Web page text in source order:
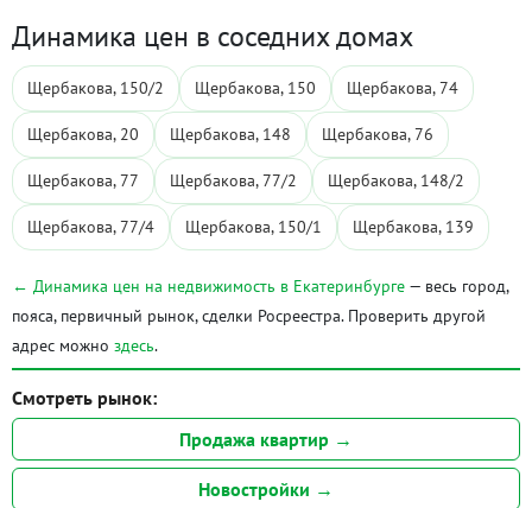
Динамика цен в соседних домах
Щербакова, 150/2 Щербакова, 150 Щербакова, 74
Щербакова, 20 Щербакова, 148 Щербакова, 76
Щербакова, 77 Щербакова, 77/2 Щербакова, 148/2
Щербакова, 77/4 Щербакова, 150/1 Щербакова, 139
← Динамика цен на недвижимость в Екатеринбурге — весь город,
пояса, первичный рынок, сделки Росреестра. Проверить другой
адрес можно здесь.
Смотреть рынок:
Продажа квартир →
Новостройки →